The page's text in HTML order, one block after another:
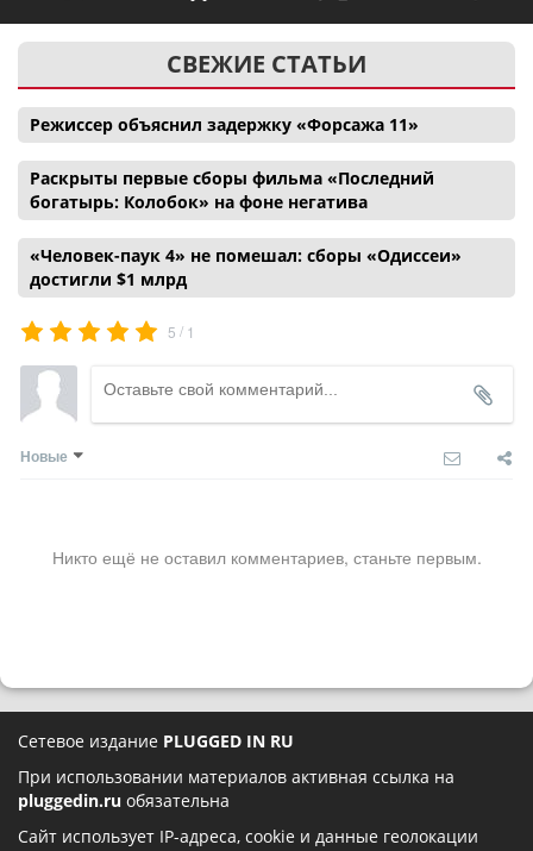
СВЕЖИЕ СТАТЬИ
Режиссер объяснил задержку «Форсажа 11»
Раскрыты первые сборы фильма «Последний
богатырь: Колобок» на фоне негатива
«Человек-паук 4» не помешал: сборы «Одиссеи»
достигли $1 млрд
5 / 1
Новые
Никто ещё не оставил комментариев, станьте первым.
Сетевое издание PLUGGED IN RU
При использовании материалов активная ссылка на
pluggedin.ru обязательна
Сайт использует IP-адреса, cookie и данные геолокации